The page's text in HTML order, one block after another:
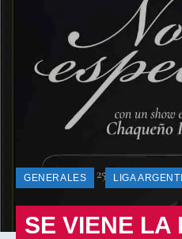
GENERALES LIGA
SE VIENE LA